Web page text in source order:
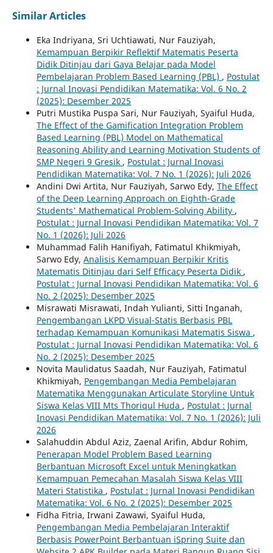
Similar Articles
Eka Indriyana, Sri Uchtiawati, Nur Fauziyah,
Kemampuan Berpikir Reflektif Matematis Peserta
Didik Ditinjau dari Gaya Belajar pada Model
Pembelajaran Problem Based Learning (PBL) , Postulat
: Jurnal Inovasi Pendidikan Matematika: Vol. 6 No. 2
(2025): Desember 2025
Putri Mustika Puspa Sari, Nur Fauziyah, Syaiful Huda,
The Effect of the Gamification Integration Problem
Based Learning (PBL) Model on Mathematical
Reasoning Ability and Learning Motivation Students of
SMP Negeri 9 Gresik , Postulat : Jurnal Inovasi
Pendidikan Matematika: Vol. 7 No. 1 (2026): Juli 2026
Andini Dwi Artita, Nur Fauziyah, Sarwo Edy, The Effect
of the Deep Learning Approach on Eighth-Grade
Students' Mathematical Problem-Solving Ability ,
Postulat : Jurnal Inovasi Pendidikan Matematika: Vol. 7
No. 1 (2026): Juli 2026
Muhammad Falih Hanifiyah, Fatimatul Khikmiyah,
Sarwo Edy, Analisis Kemampuan Berpikir Kritis
Matematis Ditinjau dari Self Efficacy Peserta Didik ,
Postulat : Jurnal Inovasi Pendidikan Matematika: Vol. 6
No. 2 (2025): Desember 2025
Misrawati Misrawati, Indah Yulianti, Sitti Inganah,
Pengembangan LKPD Visual-Statis Berbasis PBL
terhadap Kemampuan Komunikasi Matematis Siswa ,
Postulat : Jurnal Inovasi Pendidikan Matematika: Vol. 6
No. 2 (2025): Desember 2025
Novita Maulidatus Saadah, Nur Fauziyah, Fatimatul
Khikmiyah, Pengembangan Media Pembelajaran
Matematika Menggunakan Articulate Storyline Untuk
Siswa Kelas VIII Mts Thoriqul Huda , Postulat : Jurnal
Inovasi Pendidikan Matematika: Vol. 7 No. 1 (2026): Juli
2026
Salahuddin Abdul Aziz, Zaenal Arifin, Abdur Rohim,
Penerapan Model Problem Based Learning
Berbantuan Microsoft Excel untuk Meningkatkan
Kemampuan Pemecahan Masalah Siswa Kelas VIII
Materi Statistika , Postulat : Jurnal Inovasi Pendidikan
Matematika: Vol. 6 No. 2 (2025): Desember 2025
Fidha Fitria, Irwani Zawawi, Syaiful Huda,
Pengembangan Media Pembelajaran Interaktif
Berbasis PowerPoint Berbantuan iSpring Suite dan